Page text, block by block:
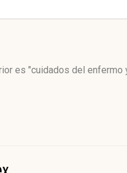
es "cuidados del enfermo